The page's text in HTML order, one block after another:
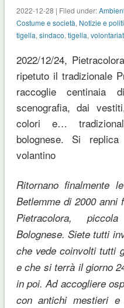
2022-12-28 | Filed under:
Costume e società, Notizie e
tigella, sindaco, tigella,
2022/12/24,
ripetuto il tradizionale
raccoglie centinaia
scenografia, dai
colori e…
bolognese. Si
volantino
Ritornano finalmente
Betlemme di 2000 anni
Pietracolora,
Bolognese. Siete tutti
che vede coinvolti tutti
e che si terrà il giorno
in poi. Ad accogliere
con antichi mestieri e